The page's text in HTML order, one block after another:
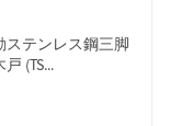
ステンレス鋼三脚
(TS...